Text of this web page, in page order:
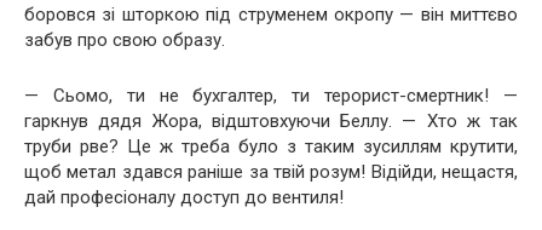
боровся зі шторкою під струменем окропу — він миттєво
забув про свою образу.
— Сьомо, ти не бухгалтер, ти терорист-смертник! —
гаркнув дядя Жора, відштовхуючи Беллу. — Хто ж так
труби рве? Це ж треба було з таким зусиллям крутити,
щоб метал здався раніше за твій розум! Відійди, нещастя,
дай професіоналу доступ до вентиля!